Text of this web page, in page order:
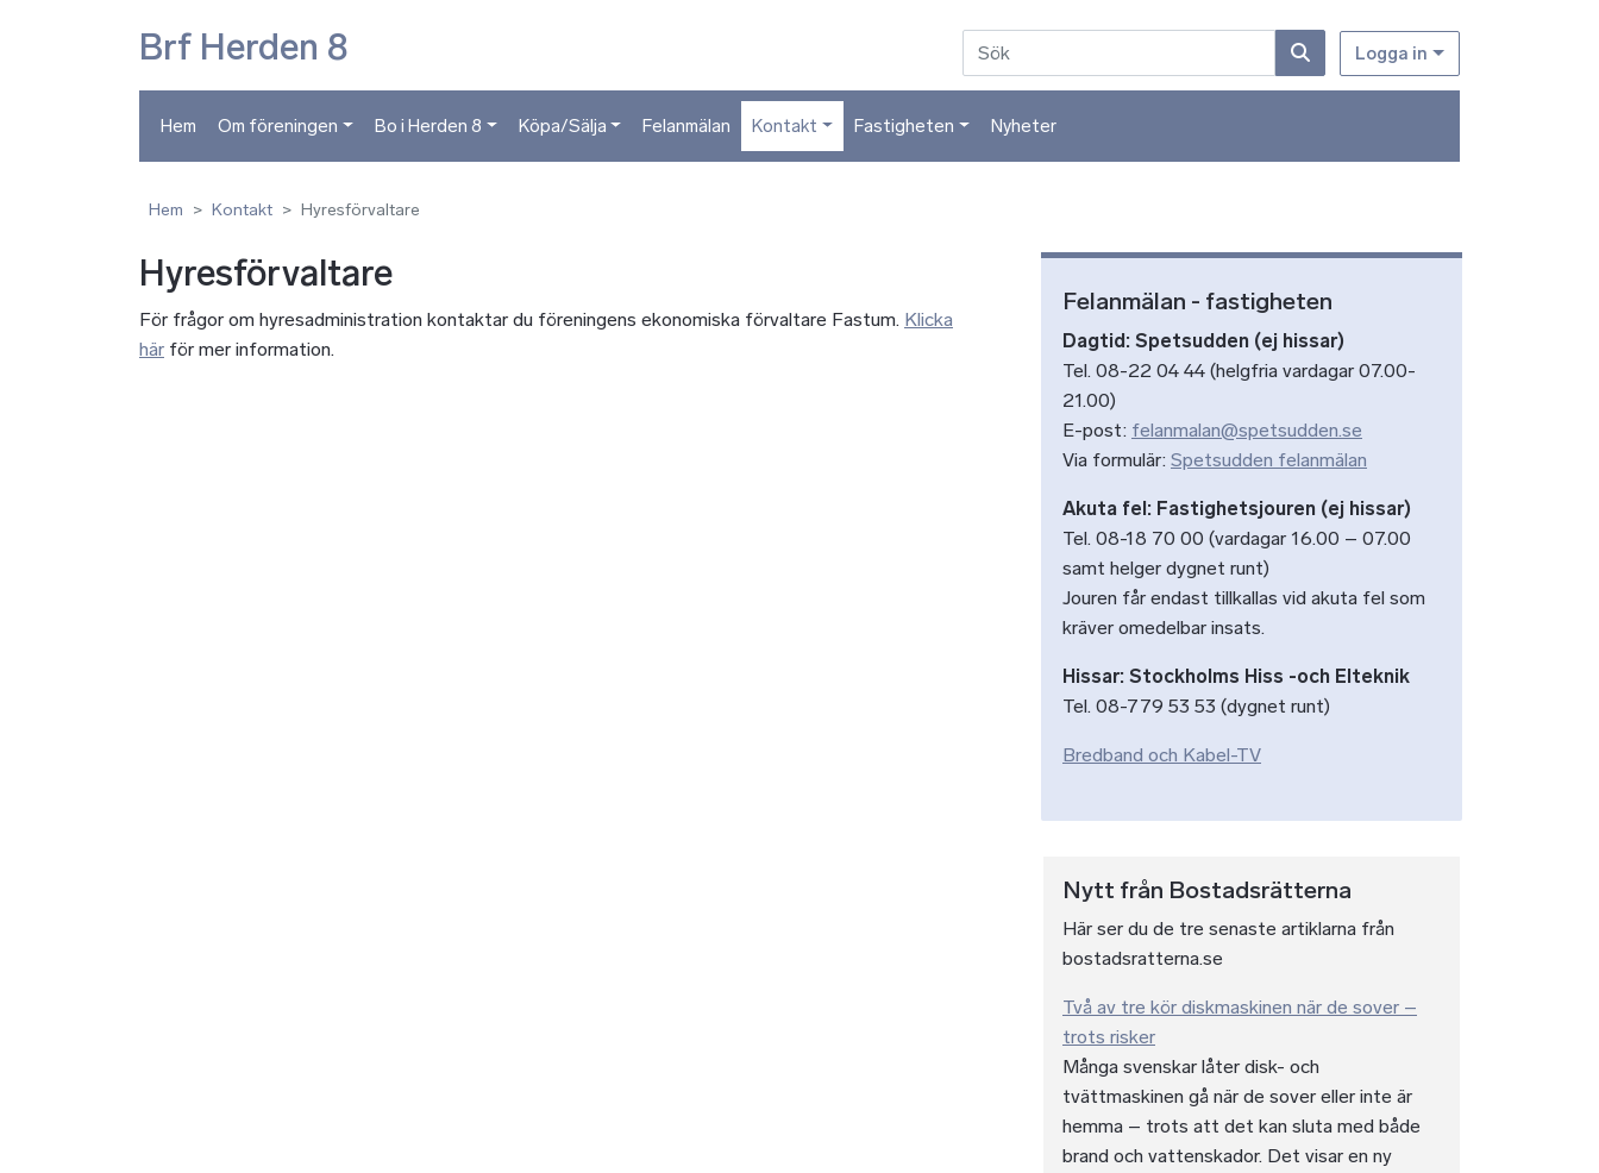
Brf Herden 8 Logga in
Hem Om föreningen Bo i Herden 8 Köpa/Sälja Felanmälan Kontakt Fastigheten Nyheter
Hem Kontakt Hyresförvaltare
Hyresförvaltare
För frågor om hyresadministration kontaktar du föreningens ekonomiska förvaltare Fastum. Klicka
här för mer information.
Felanmälan - fastigheten
Dagtid: Spetsudden (ej hissar)
Tel. 08-22 04 44 (helgfria vardagar 07.00-
21.00)
E-post: felanmalan@spetsudden.se
Via formulär: Spetsudden felanmälan
Akuta fel: Fastighetsjouren (ej hissar)
Tel. 08-18 70 00 (vardagar 16.00 – 07.00
samt helger dygnet runt)
Jouren får endast tillkallas vid akuta fel som
kräver omedelbar insats.
Hissar: Stockholms Hiss -och Elteknik
Tel. 08-779 53 53 (dygnet runt)
Bredband och Kabel-TV
Nytt från Bostadsrätterna
Här ser du de tre senaste artiklarna från
bostadsratterna.se
Två av tre kör diskmaskinen när de sover –
trots risker
Många svenskar låter disk- och
tvättmaskinen gå när de sover eller inte är
hemma – trots att det kan sluta med både
brand och vattenskador. Det visar en ny